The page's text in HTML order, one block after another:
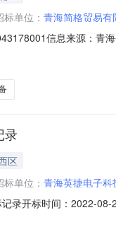
标单位： 青海简格贸易有
信息来源：青
目负责人:;报价:0.00元/
录
区
标单位： 青海英捷电子科
录开标时间：2022-
司;项目负责人:;报价